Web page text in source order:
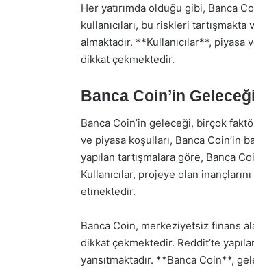
Her yatırımda olduğu gibi, Banca
kullanıcıları, bu riskleri
almaktadır. **Kullanıcılar**,
dikkat çekmektedir.
Banca Coin’in Geleceği
Banca Coin’in geleceği, birçok
ve piyasa koşulları, Banca Coin’in
yapılan tartışmalara göre, Banca
Kullanıcılar, projeye olan
etmektedir.
Banca Coin, merkeziyetsiz finans
dikkat çekmektedir. Reddit’te
yansıtmaktadır. **Banca Coin**,